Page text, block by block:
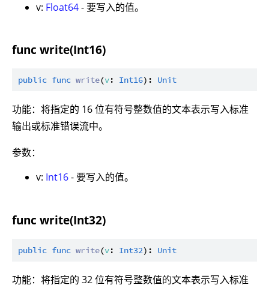
v: Float64- 要写入的值。
func write(Int16)
public func write(v: Int16): Unit
功能：将指定的 16 位有符号整数值的文本表示写入标准
输出或标准错误流中。
参数：
v: Int16- 要写入的值。
func write(Int32)
public func write(v: Int32): Unit
功能：将指定的 32 位有符号整数值的文本表示写入标准